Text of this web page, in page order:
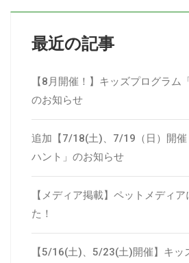
最近の記事
【8月開催！】キッズプログラム
のお知らせ
追加【7/18(土)、7/19（日）開催
ハント」のお知らせ
【メディア掲載】ペットメディ
た！
【5/16(土)、5/23(土)開催】キ